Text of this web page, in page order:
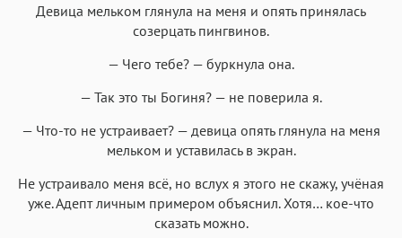
Девица мельком глянула на меня и опять принялась
созерцать пингвинов.
— Чего тебе? — буркнула она.
— Так это ты Богиня? — не поверила я.
— Что-то не устраивает? — девица опять глянула на меня
мельком и уставилась в экран.
Не устраивало меня всё, но вслух я этого не скажу, учёная
уже. Адепт личным примером объяснил. Хотя… кое-что
сказать можно.